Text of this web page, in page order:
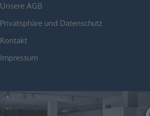
Unsere AGB
Privatsphäre und Datenschutz
Kontakt
Impressum